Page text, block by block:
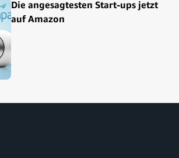
Die angesagtesten Start-ups jetzt
auf Amazon